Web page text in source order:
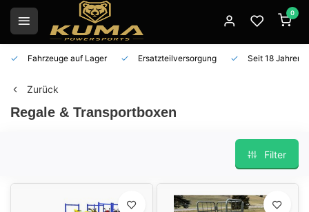
0
Fahrzeuge auf Lager Ersatzteilversorgung Seit 18 Jahren
Zurück
Regale & Transportboxen
Filter